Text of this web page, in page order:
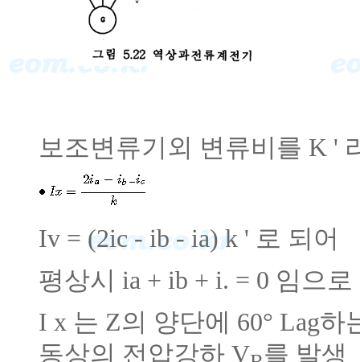
보조변류기외 변류비를 K '
Iv = (2ic - ib - ia) k ' 로 되어
평상시 ia + ib + i. = 0 임으
I x 는 Z의 양단에 60° Lag
동상의 전압강하 V 를 발생